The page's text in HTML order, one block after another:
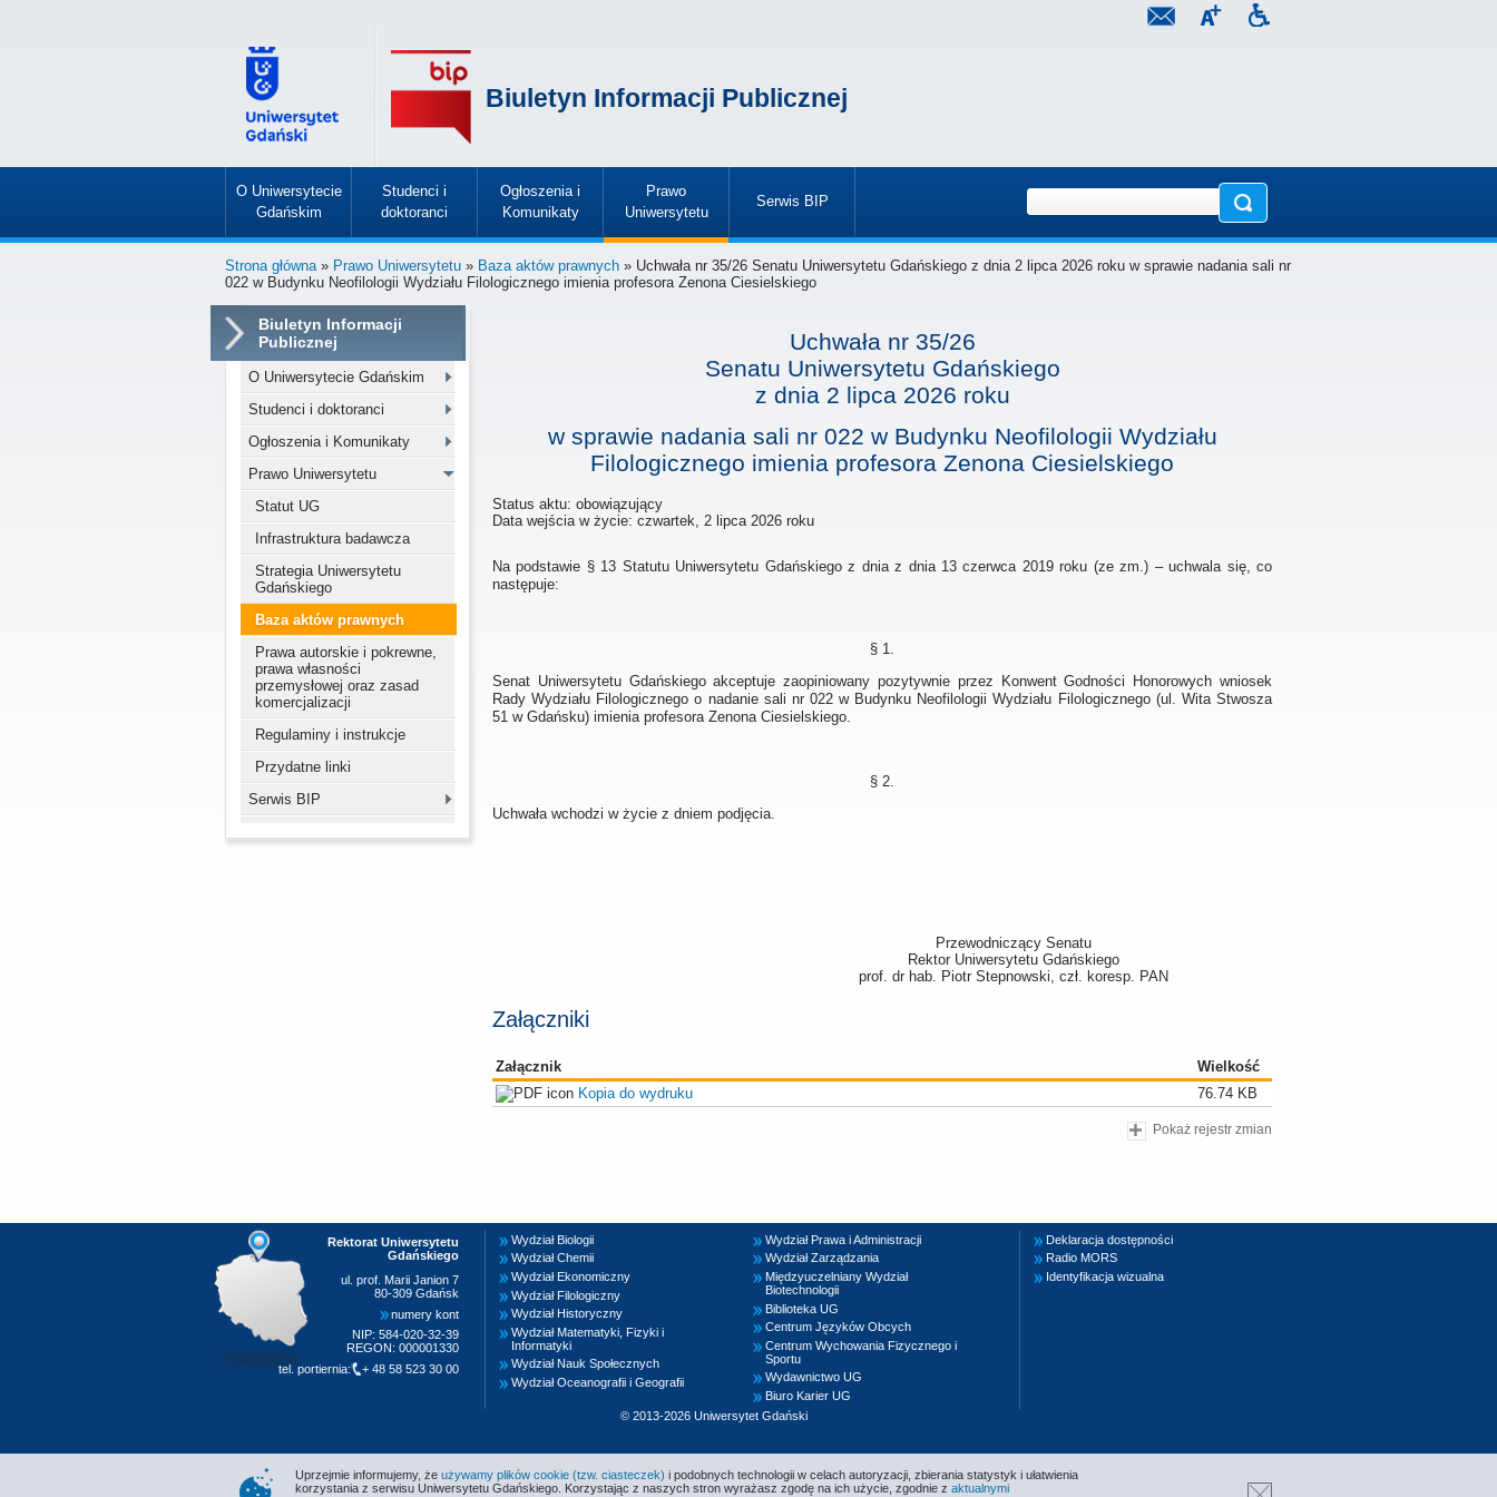
Biuletyn Informacji Publicznej
O Uniwersytecie
Gdańskim
»
Studenci i
doktoranci
»
Ogłoszenia i
Komunikaty
»
Prawo
Uniwersytetu
»
Serwis BIP
»
Strona główna» Prawo Uniwersytetu » Baza aktów prawnych » Uchwała nr 35/26 Senatu Uniwersytetu Gdańskiego z dnia 2 lipca 2026 roku w sprawie nadania sali nr
022 w Budynku Neofilologii Wydziału Filologicznego imienia profesora Zenona Ciesielskiego
Biuletyn Informacji
Publicznej
O Uniwersytecie Gdańskim
Studenci i doktoranci
Ogłoszenia i Komunikaty
Prawo Uniwersytetu
Statut UG
Infrastruktura badawcza
Strategia Uniwersytetu
Gdańskiego
Baza aktów prawnych
Prawa autorskie i pokrewne,
prawa własności
przemysłowej oraz zasad
komercjalizacji
Regulaminy i instrukcje
Przydatne linki
Serwis BIP
Uchwała nr 35/26
Senatu Uniwersytetu Gdańskiego
z dnia 2 lipca 2026 roku
w sprawie nadania sali nr 022 w Budynku Neofilologii Wydziału
Filologicznego imienia profesora Zenona Ciesielskiego
Status aktu: obowiązujący
Data wejścia w życie: czwartek, 2 lipca 2026 roku
Na podstawie § 13 Statutu Uniwersytetu Gdańskiego z dnia z dnia 13 czerwca 2019 roku (ze zm.) – uchwala się, co
następuje:
§ 1.
Senat Uniwersytetu Gdańskiego akceptuje zaopiniowany pozytywnie przez Konwent Godności Honorowych wniosek
Rady Wydziału Filologicznego o nadanie sali nr 022 w Budynku Neofilologii Wydziału Filologicznego (ul. Wita Stwosza
51 w Gdańsku) imienia profesora Zenona Ciesielskiego.
§ 2.
Uchwała wchodzi w życie z dniem podjęcia.
Przewodniczący Senatu
Rektor Uniwersytetu Gdańskiego
prof. dr hab. Piotr Stepnowski, czł. koresp. PAN
Załączniki
Załącznik
Wielkość
Kopia do wydruku
76.74 KB
Pokaż rejestr zmian
Rektorat Uniwersytetu
Gdańskiego
ul. prof. Marii Janion 7
80-309 Gdańsk
numery kont
NIP: 584-020-32-39
REGON: 000001330
tel. portiernia:
+ 48 58 523 30 00
Wydział Biologii
Wydział Chemii
Wydział Ekonomiczny
Wydział Filologiczny
Wydział Historyczny
Wydział Matematyki, Fizyki i
Informatyki
Wydział Nauk Społecznych
Wydział Oceanografii i Geografii
Wydział Prawa i Administracji
Wydział Zarządzania
Międzyuczelniany Wydział
Biotechnologii
Biblioteka UG
Centrum Języków Obcych
Centrum Wychowania Fizycznego i
Sportu
Wydawnictwo UG
Biuro Karier UG
Deklaracja dostępności
Radio MORS
Identyfikacja wizualna
© 2013-2026 Uniwersytet Gdański
Uprzejmie informujemy, że używamy plików cookie (tzw. ciasteczek) i podobnych technologii w celach autoryzacji, zbierania statystyk i ułatwienia
korzystania z serwisu Uniwersytetu Gdańskiego. Korzystając z naszych stron wyrażasz zgodę na ich użycie, zgodnie z aktualnymi